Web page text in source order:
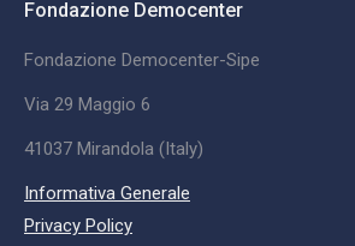
Fondazione Democenter
Fondazione Democenter-Sipe
Via 29 Maggio 6
41037 Mirandola (Italy)
Informativa Generale
Privacy Policy